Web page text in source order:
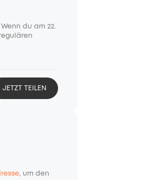
du am 22.
JETZT TEILEN
, um den